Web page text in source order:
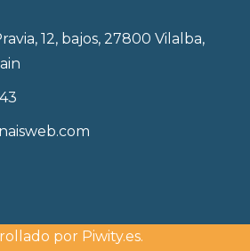
12, bajos, 27800 Vilalba,
por Piwity.es.